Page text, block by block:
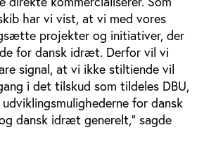
har vi vist, at vi med vores
projekter og initiativer, der
for dansk idræt. Derfor vil vi
signal, at vi ikke stiltiende vil
i det tilskud som tildeles DBU,
for dansk
dansk idræt generelt,” sagde